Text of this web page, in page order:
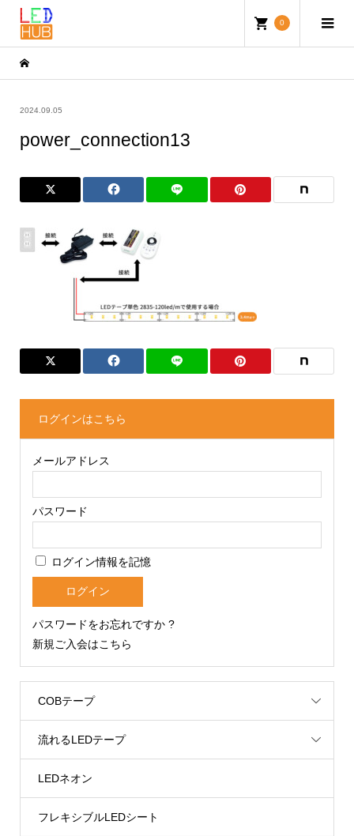
0
2024.09.05
power_connection13
ログインはこちら
メールアドレス
パスワード
ログイン情報を記憶
パスワードをお忘れですか ?
新規ご入会はこちら
COBテープ
流れるLEDテープ
LEDネオン
フレキシブルLEDシート